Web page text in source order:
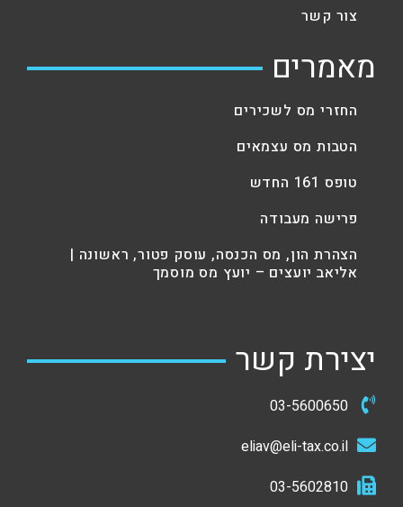
צור קשר
מאמרים
החזרי מס לשכירים
הטבות מס עצמאים
טופס 161 החדש
פרישה מעבודה
הצהרת הון, מס הכנסה, עוסק פטור, ראשונה |
אליאב יועצים – יועץ מס מוסמך
יצירת קשר
03-5600650
eliav@eli-tax.co.il
03-5602810